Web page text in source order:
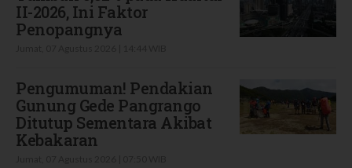
II-2026, Ini Faktor
Penopangnya
Pengumuman! Pendakian
Gunung Gede Pangrango
Ditutup Sementara Akibat
Kebakaran